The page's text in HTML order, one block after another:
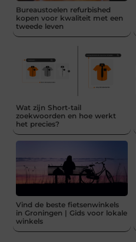
Bureaustoelen refurbished
kopen voor kwaliteit met een
tweede leven
Wat zijn Short-tail
zoekwoorden en hoe werkt
het precies?
Vind de beste fietsenwinkels
in Groningen | Gids voor lokale
winkels